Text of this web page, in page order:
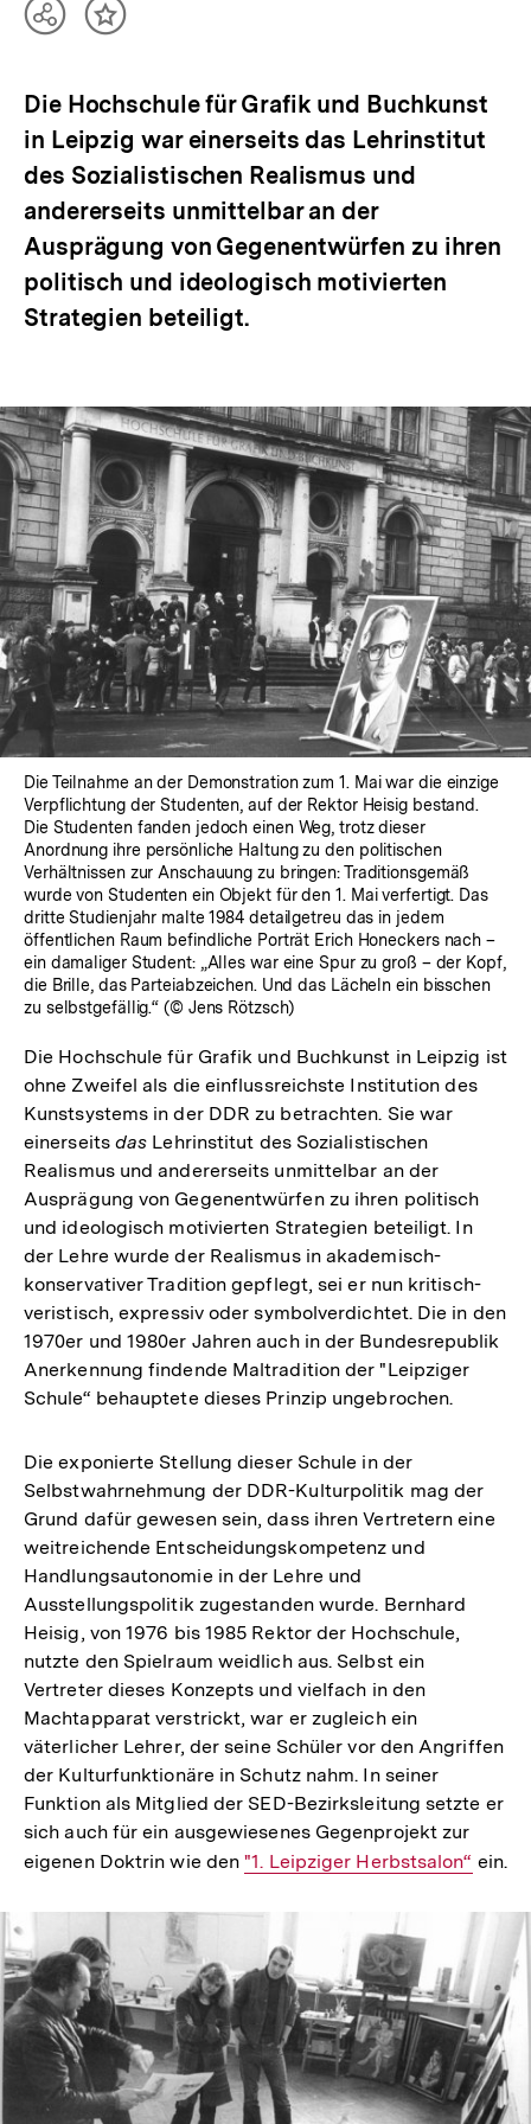
TeilenInhalt
Die Hochschule für Grafik und Buchkunst
in Leipzig war einerseits das Lehrinstitut
des Sozialistischen Realismus und
andererseits unmittelbar an der
Ausprägung von Gegenentwürfen zu ihren
politisch und ideologisch motivierten
Strategien beteiligt.
Die Teilnahme an der Demonstration zum 1. Mai war die einzige
Verpflichtung der Studenten, auf der Rektor Heisig bestand.
Die Studenten fanden jedoch einen Weg, trotz dieser
Anordnung ihre persönliche Haltung zu den politischen
Verhältnissen zur Anschauung zu bringen: Traditionsgemäß
wurde von Studenten ein Objekt für den 1. Mai verfertigt. Das
dritte Studienjahr malte 1984 detailgetreu das in jedem
öffentlichen Raum befindliche Porträt Erich Honeckers nach –
ein damaliger Student: „Alles war eine Spur zu groß – der Kopf,
die Brille, das Parteiabzeichen. Und das Lächeln ein bisschen
zu selbstgefällig.“ (© Jens Rötzsch)
Die Hochschule für Grafik und Buchkunst in Leipzig ist
ohne Zweifel als die einflussreichste Institution des
Kunstsystems in der DDR zu betrachten. Sie war
einerseits das Lehrinstitut des Sozialistischen
Realismus und andererseits unmittelbar an der
Ausprägung von Gegenentwürfen zu ihren politisch
und ideologisch motivierten Strategien beteiligt. In
der Lehre wurde der Realismus in akademisch-
konservativer Tradition gepflegt, sei er nun kritisch-
veristisch, expressiv oder symbolverdichtet. Die in den
1970er und 1980er Jahren auch in der Bundesrepublik
Anerkennung findende Maltradition der "Leipziger
Schule“ behauptete dieses Prinzip ungebrochen.
Die exponierte Stellung dieser Schule in der
Selbstwahrnehmung der DDR-Kulturpolitik mag der
Grund dafür gewesen sein, dass ihren Vertretern eine
weitreichende Entscheidungskompetenz und
Handlungsautonomie in der Lehre und
Ausstellungspolitik zugestanden wurde. Bernhard
Heisig, von 1976 bis 1985 Rektor der Hochschule,
nutzte den Spielraum weidlich aus. Selbst ein
Vertreter dieses Konzepts und vielfach in den
Machtapparat verstrickt, war er zugleich ein
väterlicher Lehrer, der seine Schüler vor den Angriffen
der Kulturfunktionäre in Schutz nahm. In seiner
Funktion als Mitglied der SED-Bezirksleitung setzte er
sich auch für ein ausgewiesenes Gegenprojekt zur
eigenen Doktrin wie denInterner
"1. Leipziger Herbstsalon“ ein.
In